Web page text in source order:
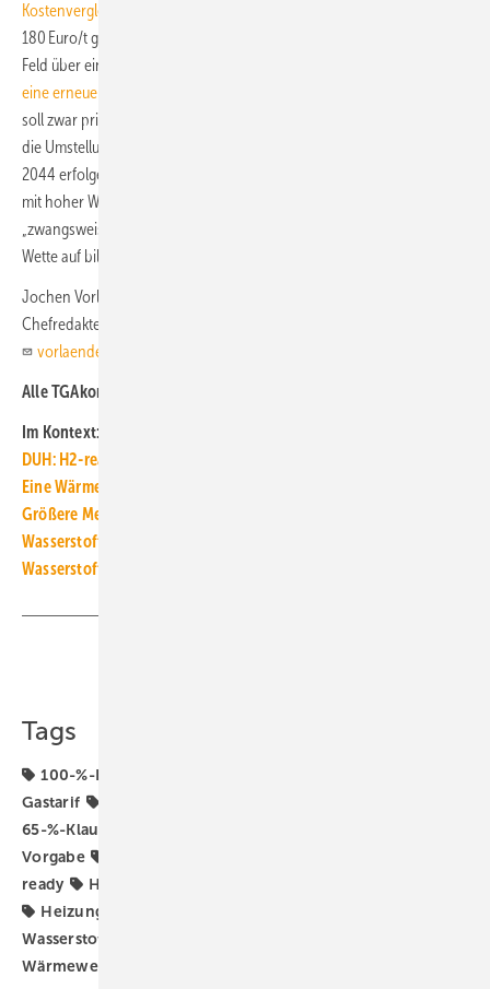
Kostenvergleiche zeigen
180 Euro/t gedeckelten CO
Feld über eine 20-jährige Nutzungsdauer
eine erneuerte Erdgas-Heizung
soll zwar prinzipiell noch bis Ende 2044 möglich sein, allerdings kann
die Umstellung auf Wasserstoff nicht flächendeckend erst im Jahr
2044 erfolgen. Eine ab 2024 installierte H2-ready-Heizung wird also
mit hoher Wahrscheinlichkeit schon viele Jahre vorher
„zwangsweise“ mit Wasserstoff versorgt und die Investition damit zur
Wette auf billigen Wasserstoff.
Jochen Vorländer
Chefredakteur TGA+E Fachplaner
vorlaender@tga-fachplaner.de
Alle TGAkommentare finden Sie im
Im Kontext:
DUH: H2-ready streichen und Förderkonzept für Wärmepumpen
Eine Wärmepumpen-Heizung steigert den Wert einer Immobilie
Größere Mengen grüner Wasserstoff frühestens ab 2025
Wasserstoff-Heizungen sind auch ökonomisch nicht sinnvoll
Wasserstoff-Heizung: Vielleicht ab 2030, vorher Wärmepumpen
Tags
100-%-H2-ready
Gastarif
65-%-Klausel für erneuerbare Energien
Vorgabe
ready
H2-ready-Heizung
Heizungswende
Wasserstoff-Heizung
Wärmewende